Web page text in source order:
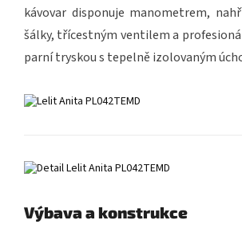
kávovar disponuje manometrem,
šálky, třícestným ventilem a
parní tryskou s tepelně izolovaným
Výbava a konstrukce